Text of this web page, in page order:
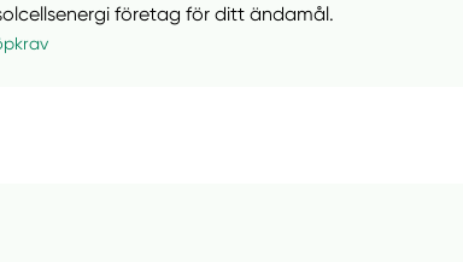
företag för ditt ändamål.